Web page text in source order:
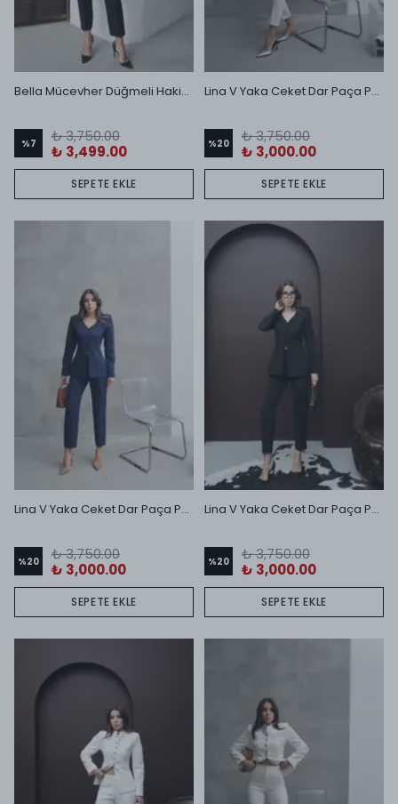
Bella Mücevher Düğmeli Hakim Yaka Ceket ve Dar Paça Pantolon Takım Siyah
%7
₺ 3,750.00
₺ 3,499.00
SEPETE EKLE
Lina V Yaka Ceket Dar Paça Pantolon Takım Ekru
%20
₺ 3,750.00
₺ 3,000.00
SEPETE EKLE
Lina V Yaka Ceket Dar Paça Pantolon Takım Lacivert
%20
₺ 3,750.00
₺ 3,000.00
SEPETE EKLE
Lina V Yaka Ceket Dar Paça Pantolon Takım Siyah
%20
₺ 3,750.00
₺ 3,000.00
SEPETE EKLE